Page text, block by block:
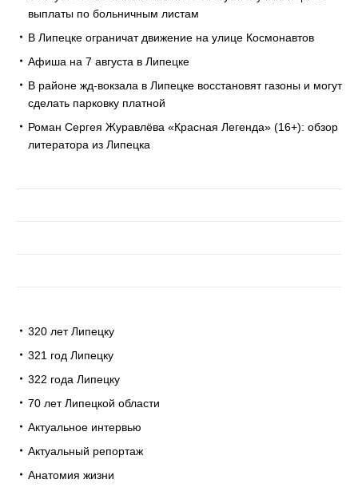
выплаты по больничным листам
В Липецке ограничат движение на улице Космонавтов
Афиша на 7 августа в Липецке
В районе жд-вокзала в Липецке восстановят газоны и могут
сделать парковку платной
Роман Сергея Журавлёва «Красная Легенда» (16+): обзор
литератора из Липецка
320 лет Липецку
321 год Липецку
322 года Липецку
70 лет Липецкой области
Актуальное интервью
Актуальный репортаж
Анатомия жизни